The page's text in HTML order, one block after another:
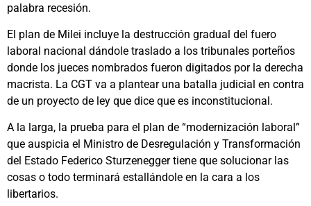
palabra recesión.
El plan de Milei incluye la destrucción gradual del fuero
laboral nacional dándole traslado a los tribunales porteños
donde los jueces nombrados fueron digitados por la derecha
macrista. La CGT va a plantear una batalla judicial en contra
de un proyecto de ley que dice que es inconstitucional.
A la larga, la prueba para el plan de “modernización laboral”
que auspicia el Ministro de Desregulación y Transformación
del Estado Federico Sturzenegger tiene que solucionar las
cosas o todo terminará estallándole en la cara a los
libertarios.